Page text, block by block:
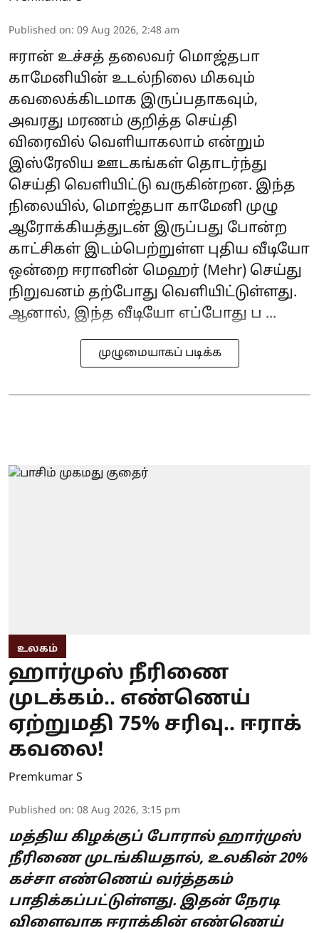
Published on: 09 Aug 2026, 2:48 am
ஈரான் உச்சத் தலைவர் மொஜ்தபா
காமேனியின் உடல்நிலை மிகவும்
கவலைக்கிடமாக இருப்பதாகவும்,
அவரது மரணம் குறித்த செய்தி
விரைவில் வெளியாகலாம் என்றும்
இஸ்ரேலிய ஊடகங்கள் தொடர்ந்து
செய்தி வெளியிட்டு வருகின்றன. இந்த
நிலையில், மொஜ்தபா காமேனி முழு
ஆரோக்கியத்துடன் இருப்பது போன்ற
காட்சிகள் இடம்பெற்றுள்ள புதிய வீடியோ
ஒன்றை ஈரானின் மெஹர் (Mehr) செய்து
நிறுவனம் தற்போது வெளியிட்டுள்ளது.
ஆனால், இந்த வீடியோ எப்போது ப ...
முழுமையாகப் படிக்க
உலகம்
ஹார்முஸ் நீரிணை
முடக்கம்.. எண்ணெய்
ஏற்றுமதி 75% சரிவு.. ஈராக்
கவலை!
Premkumar S
Published on: 08 Aug 2026, 3:15 pm
மத்திய கிழக்குப் போரால் ஹார்முஸ்
நீரிணை முடங்கியதால், உலகின் 20%
கச்சா எண்ணெய் வர்த்தகம்
பாதிக்கப்பட்டுள்ளது. இதன் நேரடி
விளைவாக ஈராக்கின் எண்ணெய்